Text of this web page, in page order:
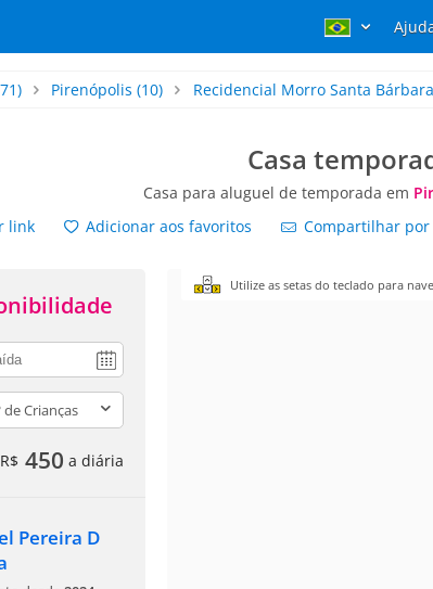
Pirenópolis (10) Recidencial Morro Santa Bárbara
Casa
Casa para aluguel de temporada em
link
Adicionar aos favoritos Compartilhar por
R$ 450 a diária
Pereira D
Utilize as setas do teclado para